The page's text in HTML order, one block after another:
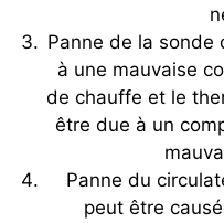
Panne de la sonde
à une mauvaise
de chauffe et le
être due à un
Panne du
peut être